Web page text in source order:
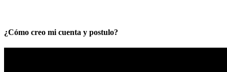
¿Cómo creo mi cuenta y postulo?